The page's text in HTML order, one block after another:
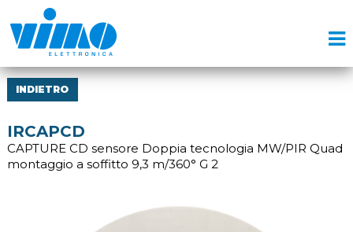
INDIETRO
IRCAPCD
CAPTURE CD sensore Doppia tecnologia MW/PIR Quad
montaggio a soffitto 9,3 m/360° G 2